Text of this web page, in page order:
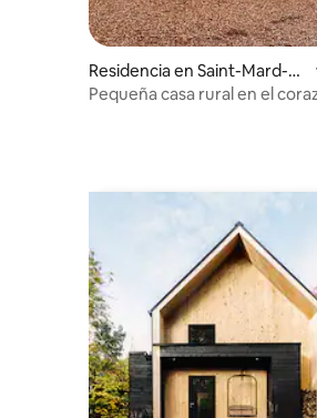
Residencia en Saint-Mard-d
e-Réno
Pequeña casa rural en el